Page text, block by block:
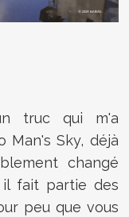
truc qui m'a
Man's Sky, déjà
changé
il fait partie des
peu que vous